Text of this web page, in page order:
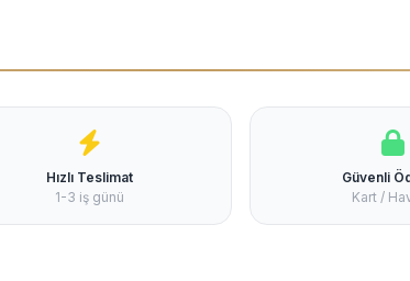
Hızlı Teslimat
1-3 iş günü
Güvenli
Kart /